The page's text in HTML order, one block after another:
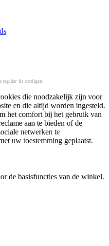
regular fit cardigan
die noodzakelijk zijn voor
en die altijd worden ingesteld.
het comfort bij het gebruik van
aan te bieden of de
netwerken te
uw toestemming geplaatst.
de basisfuncties van de winkel.